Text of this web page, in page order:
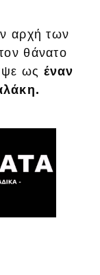
αρχή των
θάνατο
ως έναν